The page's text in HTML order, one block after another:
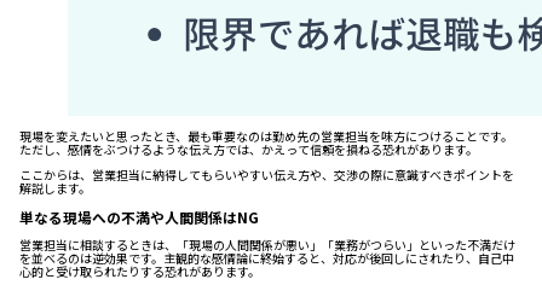
現場を変えたいと思ったとき、最も重要なのは勤め先の営業担当を味方につけることです。
ただし、感情をぶつけるような伝え方では、かえって信頼を損ねる恐れがあります。
ここからは、営業担当に納得してもらいやすい伝え方や、交渉の際に意識すべきポイントを
解説します。
単なる現場への不満や人間関係はNG
営業担当に相談するときは、「現場の人間関係が悪い」「業務がつらい」といった不満だけ
を並べるのは逆効果です。主観的な感情論に終始すると、対応が後回しにされたり、自己中
心的と受け取られたりする恐れがあります。